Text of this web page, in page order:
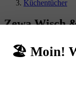
Küchentücher
Zewa Wisch
Essity Germany GmbH
Bildergalerie
🏖️ Moin!